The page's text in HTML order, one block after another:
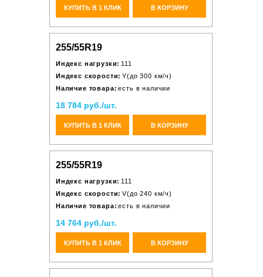
КУПИТЬ В 1 КЛИК В КОРЗИНУ
255/55R19
Индекс нагрузки: 111
Индекс скорости: Y(до 300 км/ч)
Наличие товара: есть в наличии
18 784 руб./шт.
КУПИТЬ В 1 КЛИК В КОРЗИНУ
255/55R19
Индекс нагрузки: 111
Индекс скорости: V(до 240 км/ч)
Наличие товара: есть в наличии
14 764 руб./шт.
КУПИТЬ В 1 КЛИК В КОРЗИНУ